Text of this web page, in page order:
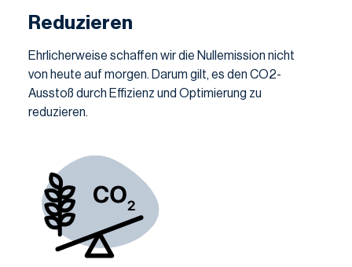
Reduzieren
Ehrlicherweise schaffen wir die Nullemission nicht
von heute auf morgen. Darum gilt, es den CO2-
Ausstoß durch Effizienz und Optimierung zu
reduzieren.